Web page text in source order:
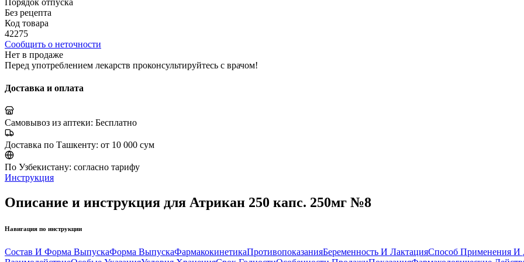
Без рецепта
Код товара
42275
Сообщить о неточности
Нет в продаже
Перед употреблением лекарств проконсультируйтесь с врачом!
Доставка и оплата
Самовывоз из аптеки: Бесплатно
Доставка по Ташкенту: от 10 000 сум
По Узбекистану: согласно тарифу
Инструкция
Описание и инструкция для Атрикан 250 капс. 250мг №8
Навигация по инструкции
Состав И Форма ВыпускаФорма ВыпускаФармакокинетикаПротивопоказанияБеременность И ЛактацияСпособ Применения И